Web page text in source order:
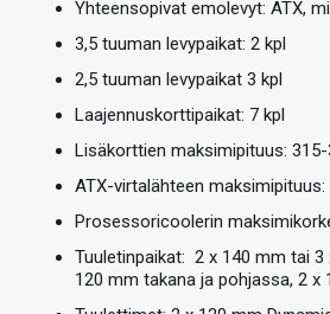
Yhteensopivat emolevyt: ATX,
3,5 tuuman levypaikat: 2 kpl
2,5 tuuman levypaikat 3 kpl
Laajennuskorttipaikat: 7 kpl
Lisäkorttien maksimipituus:
ATX-virtalähteen maksimipituus:
Prosessoricoolerin
Tuuletinpaikat: 2 x 140 mm tai
120 mm takana ja pohjassa, 2